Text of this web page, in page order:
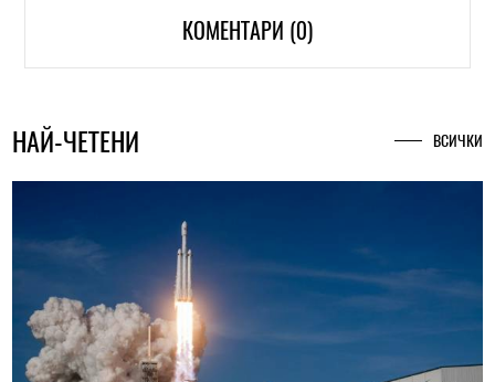
КОМЕНТАРИ (0)
НАЙ-ЧЕТЕНИ ВСИЧКИ